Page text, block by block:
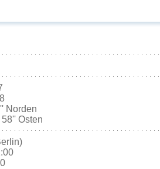
Norden
58'' Osten